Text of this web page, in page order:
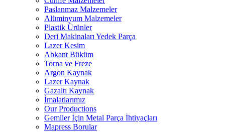
Paslanmaz Malzemeler
Alüminyum Malzemeler
Plastik Ürünler
Deri Makinaları Yedek Parça
Lazer Kesim
Abkant Büküm
Torna ve Freze
Argon Kaynak
Lazer Kaynak
Gazaltı Kaynak
İmalatlarımız
Our Productions
Gemiler İçin Metal Parça İhtiyaçları
Mapress Borular